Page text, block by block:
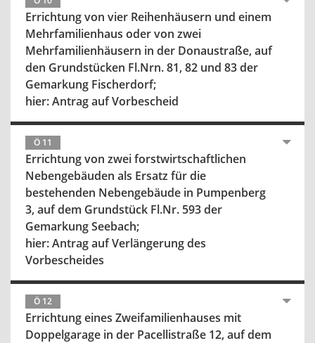
Errichtung von vier Reihenhäusern und einem
Mehrfamilienhaus oder von zwei
Mehrfamilienhäusern in der Donaustraße, auf
den Grundstücken Fl.Nrn. 81, 82 und 83 der
Gemarkung Fischerdorf;
hier: Antrag auf Vorbescheid
Ö 11
Errichtung von zwei forstwirtschaftlichen
Nebengebäuden als Ersatz für die
bestehenden Nebengebäude in Pumpenberg
3, auf dem Grundstück Fl.Nr. 593 der
Gemarkung Seebach;
hier: Antrag auf Verlängerung des
Vorbescheides
Ö 12
Errichtung eines Zweifamilienhauses mit
Doppelgarage in der Pacellistraße 12, auf dem